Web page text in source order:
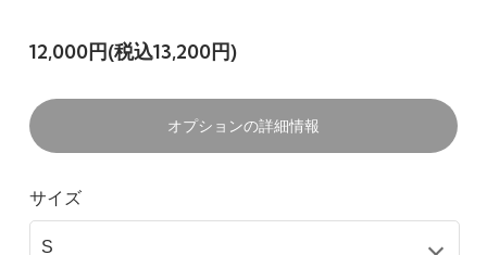
12,000円(税込13,200円)
オプションの詳細情報
サイズ